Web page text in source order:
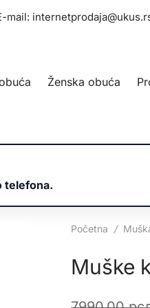
mail:
Ženska obuća
telefona.
Početna /
Muške